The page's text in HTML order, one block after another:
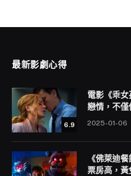
最新影劇心得
6.9
電影《乖
戀情，不僅
2025-01-06
《佛萊迪
票房高，黃